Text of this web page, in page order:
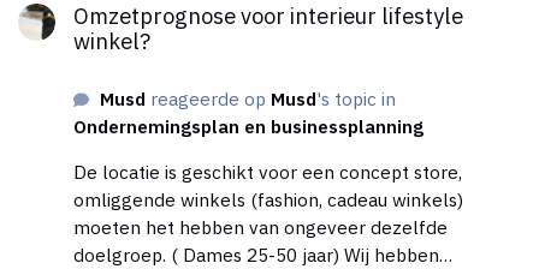
Omzetprognose voor interieur lifestyle
winkel?
Musd reageerde op Musd's topic in
Ondernemingsplan en businessplanning
De locatie is geschikt voor een concept store,
omliggende winkels (fashion, cadeau winkels)
moeten het hebben van ongeveer dezelfde
doelgroep. ( Dames 25-50 jaar) Wij hebben